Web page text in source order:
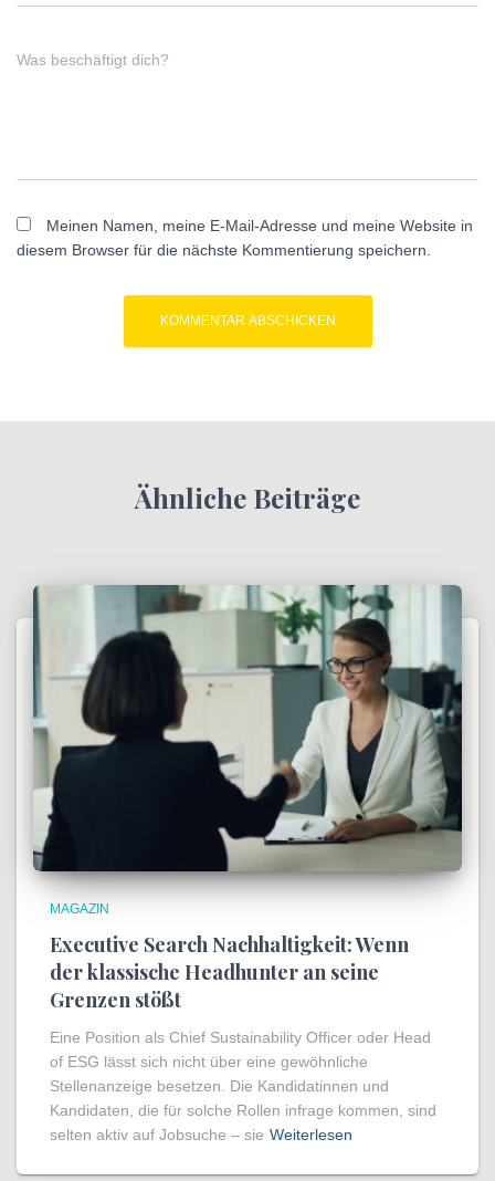
Was beschäftigt dich?
Meinen Namen, meine E-Mail-Adresse und meine Website in
diesem Browser für die nächste Kommentierung speichern.
Ähnliche Beiträge
MAGAZIN
Executive Search Nachhaltigkeit: Wenn
der klassische Headhunter an seine
Grenzen stößt
Eine Position als Chief Sustainability Officer oder Head
of ESG lässt sich nicht über eine gewöhnliche
Stellenanzeige besetzen. Die Kandidatinnen und
Kandidaten, die für solche Rollen infrage kommen, sind
selten aktiv auf Jobsuche – sie Weiterlesen